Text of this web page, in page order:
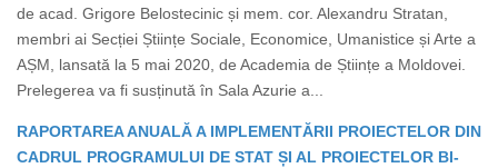
de acad. Grigore Belostecinic și mem. cor. Alexandru Stratan,
membri ai Secției Științe Sociale, Economice, Umanistice și Arte a
AȘM, lansată la 5 mai 2020, de Academia de Științe a Moldovei.
Prelegerea va fi susținută în Sala Azurie a...
RAPORTAREA ANUALĂ A IMPLEMENTĂRII PROIECTELOR DIN
CADRUL PROGRAMULUI DE STAT ȘI AL PROIECTELOR BI-